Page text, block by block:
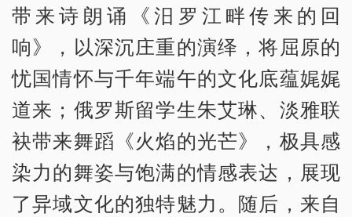
带来诗朗诵《汨罗江畔传来的回
响》，以深沉庄重的演绎，将屈原的
忧国情怀与千年端午的文化底蕴娓娓
道来；俄罗斯留学生朱艾琳、淡雅联
袂带来舞蹈《火焰的光芒》，极具感
染力的舞姿与饱满的情感表达，展现
了异域文化的独特魅力。随后，来自